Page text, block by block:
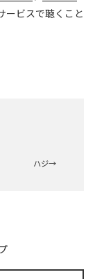
ービスで聴くこと
ハジ→